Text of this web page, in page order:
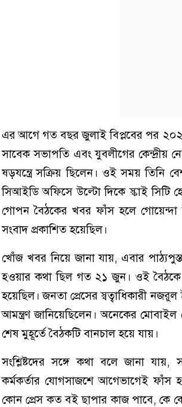
এর আগে গত বছর জুলাই বিপ্লবের পর ২০২৫
সাবেক সভাপতি এবং যুবলীগের কেন্দ্রীয়
ষড়যন্ত্রে সক্রিয় ছিলেন। ওই সময় তিনি
সিআইডি অফিসে উল্টো দিকে স্কাই সিটি
গোপন বৈঠকের খবর ফাঁস হলে গোয়েন্দা
সংবাদ প্রকাশিত হয়েছিল।
খোঁজ খবর নিয়ে জানা যায়, এবার
হওয়ার কথা ছিল গত ২১ জুন। ওই বৈঠকে
হয়েছিল। জনতা প্রেসের স্বত্বাধিকারী
আমন্ত্রণ জানিয়েছিলেন। অনেকের
শেষ মুহূর্তে বৈঠকটি বানচাল হয়ে যায়।
সংশ্লিষ্টদের সঙ্গে কথা বলে জানা
কর্মকর্তার যোগসাজশে আগেভাগেই ফাঁস
কোন প্রেস কত বই ছাপার কাজ পাবে, কে